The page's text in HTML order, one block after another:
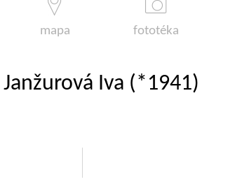
mapa fototéka
Iva (*1941)